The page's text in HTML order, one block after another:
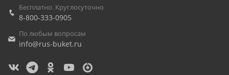
Бесплатно. Круглосуточно
8-800-333-0905
По любым вопросам
info@rus-buket.ru